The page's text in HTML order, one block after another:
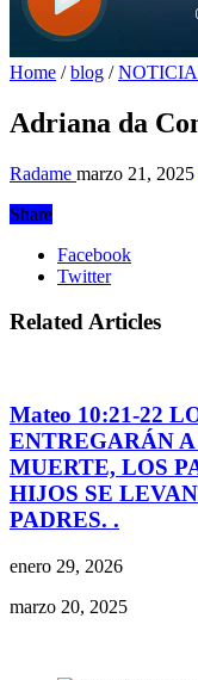
Home / blog /
Adriana da
Radame marzo 21, 2025
Share
Facebook
Twitter
Related Articles
Mateo 10:21-22
ENTREGARÁN
MUERTE, LOS
HIJOS SE
PADRES. .
enero 29, 2026
marzo 20, 2025